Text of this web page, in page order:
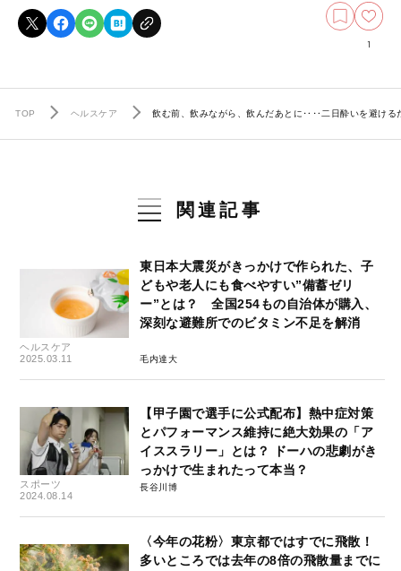
1
TOP ヘルスケア 飲む前、飲みながら、飲んだあとに‥‥二日酔いを避ける
関連記事
ヘルスケア
2025.03.11
東日本大震災がきっかけで作られた、子
どもや老人にも食べやすい”備蓄ゼリ
ー”とは？ 全国254もの自治体が購入、
深刻な避難所でのビタミン不足を解消
毛内達大
スポーツ
2024.08.14
【甲子園で選手に公式配布】熱中症対策
とパフォーマンス維持に絶大効果の「ア
イススラリー」とは？ ドーハの悲劇がき
っかけで生まれたって本当？
長谷川博
〈今年の花粉〉東京都ではすでに飛散！
多いところでは去年の8倍の飛散量までに